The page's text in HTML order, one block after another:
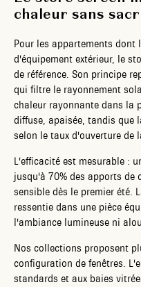
chaleur sans
Pour les appartements dont
d'équipement extérieur, le
de référence. Son principe
qui filtre le rayonnement
chaleur rayonnante dans la
diffuse, apaisée, tandis que
selon le taux d'ouverture de
L'efficacité est mesurable :
jusqu'à 70% des apports
sensible dès le premier été.
ressentie dans une pièce
l'ambiance lumineuse ni
Nos collections proposent
configuration de fenêtres.
standards et aux baies